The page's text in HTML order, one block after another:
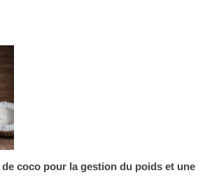
de coco pour la gestion du poids et une